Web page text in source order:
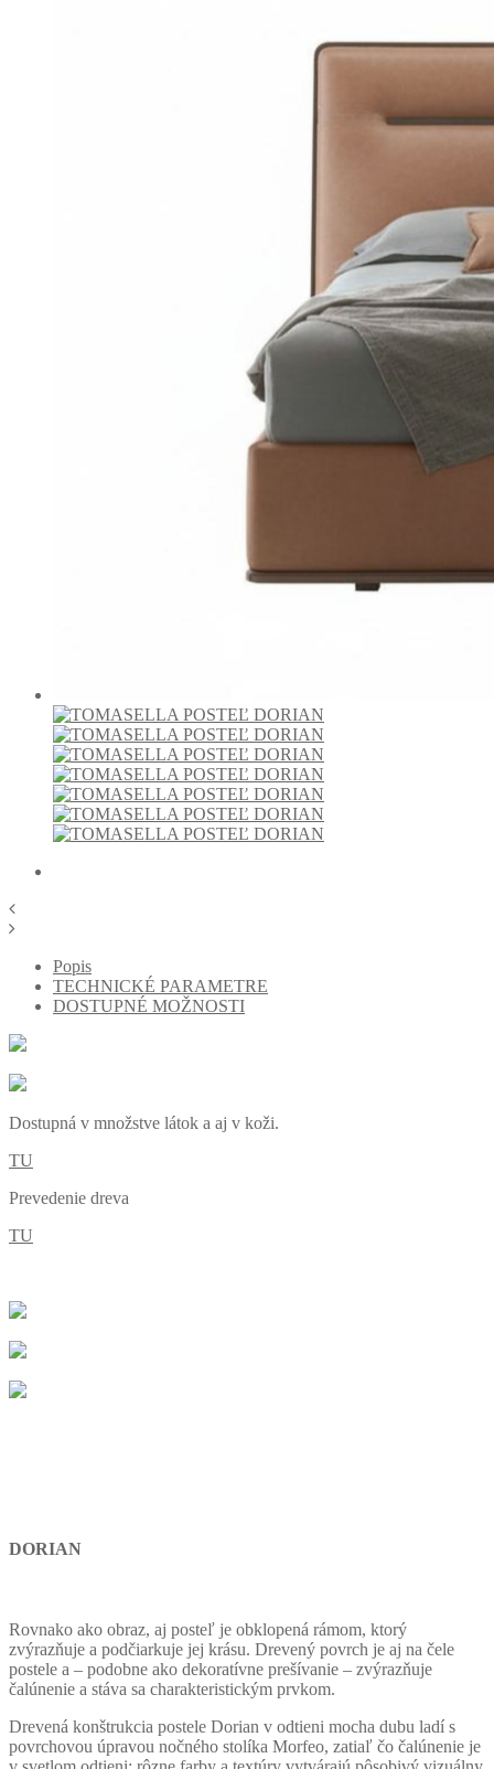
Popis
TECHNICKÉ PARAMETRE
DOSTUPNÉ MOŽNOSTI
Dostupná v množstve látok a aj v koži.
TU
Prevedenie dreva
TU
DORIAN
Rovnako ako obraz, aj posteľ je obklopená rámom, ktorý
zvýrazňuje a podčiarkuje jej krásu. Drevený povrch je aj na čele
postele a – podobne ako dekoratívne prešívanie – zvýrazňuje
čalúnenie a stáva sa charakteristickým prvkom.
Drevená konštrukcia postele Dorian v odtieni mocha dubu ladí s
povrchovou úpravou nočného stolíka Morfeo, zatiaľ čo čalúnenie je